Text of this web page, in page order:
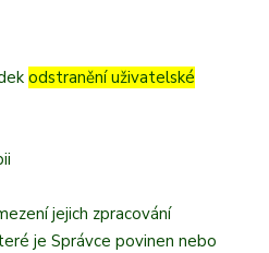
odstranění uživatelské
jejich zpracování
je Správce povinen nebo